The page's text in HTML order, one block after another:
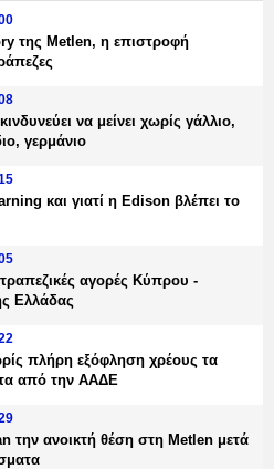
της Metlen, η επιστροφή
να μείνει χωρίς γάλλιο,
γερμάνιο
και γιατί η Edison βλέπει το
αγορές Κύπρου -
Ελλάδας
πλήρη εξόφληση χρέους τα
από την ΑΑΔΕ
την ανοικτή θέση στη Metlen μετά